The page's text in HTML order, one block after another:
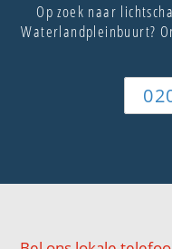
Op zoek naar
Waterlandpleinbuurt?